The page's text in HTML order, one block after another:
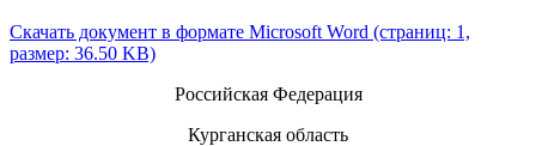
Скачать документ в формате Microsoft Word (страниц: 1,
размер: 36.50 KB)
Российская Федерация
Курганская область